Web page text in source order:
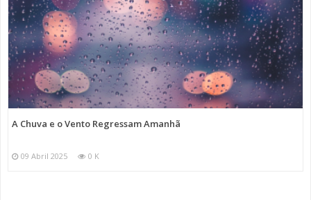
A Chuva e o Vento Regressam Amanhã
09 Abril 2025 0 K